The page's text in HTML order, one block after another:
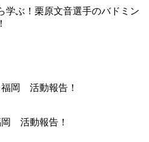
学ぶ！栗原文音選手のバドミン
岡 活動報告！